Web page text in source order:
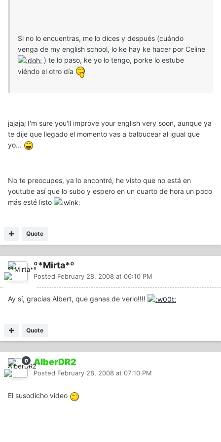
Si no lo encuentras, me lo dices y después (cuándo
venga de my english school, lo ke hay ke hacer por Celine
) te lo paso, ke yo lo tengo, porke lo estube
viéndo el otro día
jajajaj I'm sure you'll improve your english very soon, aunque ya
te dije que llegado el momento vas a balbucear al igual que
yo...
No te preocupes, ya lo encontré, he visto que no está en
youtube así que lo subo y espero en un cuarto de hora un poco
más esté listo
Quote
º*Mirta*º
Posted February 28, 2008 at 06:10 PM
Ay sí, gracias Albert, que ganas de verlo!!!!
Quote
AlberDR2
Posted February 28, 2008 at 07:10 PM
El susodicho video